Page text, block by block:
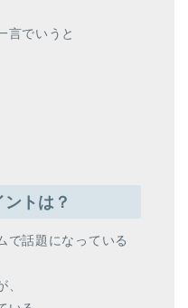
言でいうと
トは？
で話題になっている